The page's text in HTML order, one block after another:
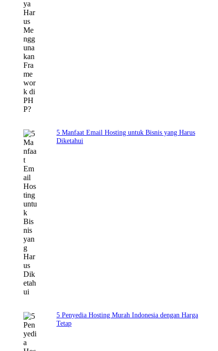
5 Manfaat Email Hosting untuk Bisnis yang Harus
Diketahui
5 Penyedia Hosting Murah Indonesia dengan Harga
Tetap